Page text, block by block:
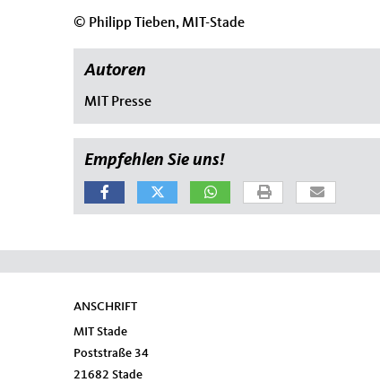
© Philipp Tieben, MIT-Stade
Autoren
MIT Presse
Empfehlen Sie uns!
Fußbereich
ANSCHRIFT
MIT Stade
Poststraße 34
21682 Stade